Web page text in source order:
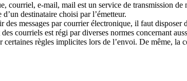
courriel, e-mail, mail est un service de transmission
destinataire choisi par l’émetteur.
des messages par courrier électronique, il faut
courriels est régi par diverses normes concernant
certaines règles implicites lors de l’envoi. De même,